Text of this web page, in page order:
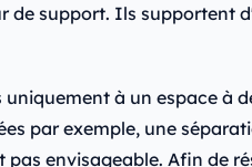
de support. Ils supportent
uniquement à un espace à
par exemple, une
envisageable. Afin de